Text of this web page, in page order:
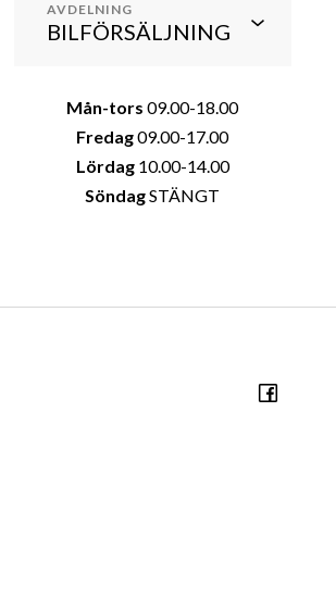
AVDELNING
Mån-tors 09.00-18.00
Fredag09.00-17.00
Lördag10.00-14.00
SöndagSTÄNGT